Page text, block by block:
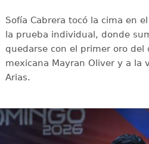
Sofía Cabrera tocó la cima en
la prueba individual, donde
quedarse con el primer oro del
mexicana Mayran Oliver y a la
Arias.